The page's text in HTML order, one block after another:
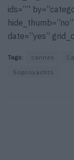
ids=””
date=”yes”
Tags: cannes
Soproyachts